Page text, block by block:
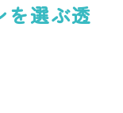
を選ぶ透